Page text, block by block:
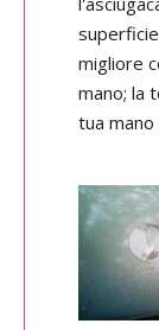
migliore
mano; la
tua